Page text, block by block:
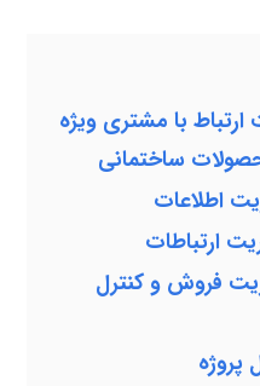
با مشتری ویژه
ساختمانی
اطلاعات
ارتباطات
فروش و کنترل